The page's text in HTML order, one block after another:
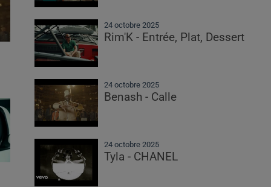
24 octobre 2025
Rim'K - Entrée, Plat, Dessert
24 octobre 2025
Benash - Calle
24 octobre 2025
Tyla - CHANEL